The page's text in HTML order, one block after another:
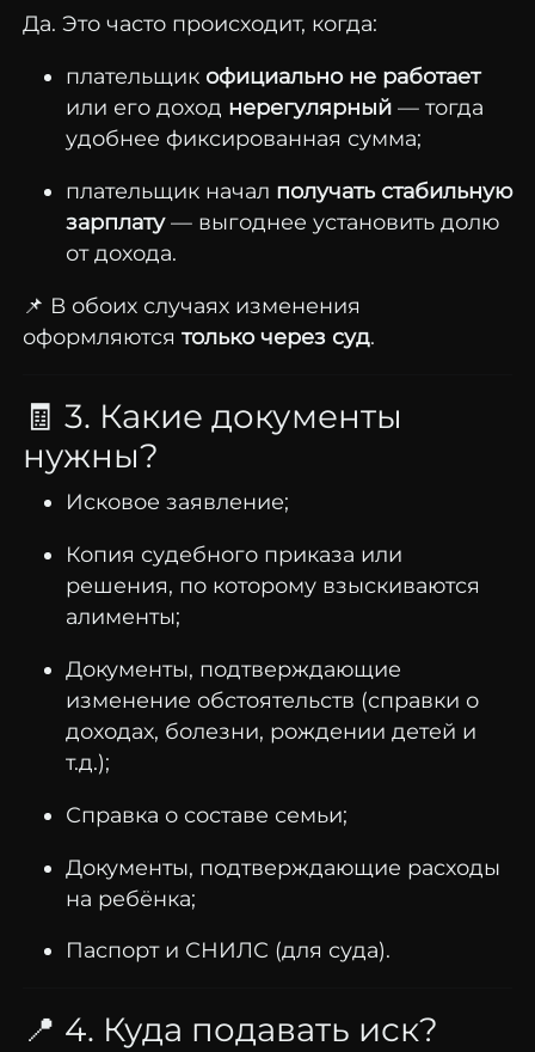
Да. Это часто происходит, когда:
плательщик официально не работает
или его доход нерегулярный— тогда
удобнее фиксированная сумма;
плательщик начал получать стабильную
зарплату— выгоднее установить долю
отдохода.
📌 В обоих случаях изменения
оформляются толькочерез суд.
🧾 3. Какие документы
нужны?
Исковое заявление;
Копия судебного приказа или
решения, по которому взыскиваются
алименты;
Документы, подтверждающие
изменение обстоятельств (справки о
доходах, болезни, рождении детей и
т.д.);
Справка о составе семьи;
Документы, подтверждающие расходы
на ребёнка;
Паспорт и СНИЛС (для суда).
📍 4. Куда подавать иск?